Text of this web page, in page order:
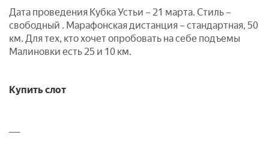
Дата проведения Кубка Устьи – 21 марта. Стиль –
свободный . Марафонская дистанция – стандартная, 50
км. Для тех, кто хочет опробовать на себе подъемы
Малиновки есть 25 и 10 км.
Купить слот